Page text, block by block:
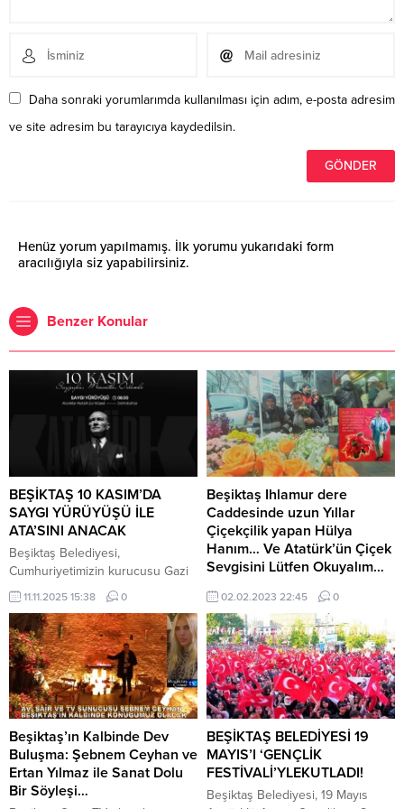
Daha sonraki yorumlarımda kullanılması için adım, e-posta adresim
ve site adresim bu tarayıcıya kaydedilsin.
Henüz yorum yapılmamış. İlk yorumu yukarıdaki form
aracılığıyla siz yapabilirsiniz.
Benzer Konular
BEŞİKTAŞ 10 KASIM’DA
SAYGI YÜRÜYÜŞÜ İLE
ATA’SINI ANACAK
Beşiktaş Belediyesi,
Cumhuriyetimizin kurucusu Gazi
Mustafa Kemal Atatürk’ün
ebediyete intikalinin
11.11.2025 15:38 0
Beşiktaş Ihlamur dere
Caddesinde uzun Yıllar
Çiçekçilik yapan Hülya
Hanım… Ve Atatürk’ün Çiçek
Sevgisini Lütfen Okuyalım…
Beşiktaş Ihlamur dere
Caddesinde uzun Yıllar Çiçekçilik
yapan Hülya Hanımı, ziyaret ettim,
hal hatır sordum. Tabi ki zaman
zamanda hediyelik çiçekler de
alıyorum. Ancak son zamanlarda
çiçekleri çok hak edenler olsa da
maalesef epeydir kimseye çiçek
almadım… Kısa bir süreden sonra
değer verdiğim insanlara çiçekler
alacağım. Çünkü çiçeksiz bir
dünya...
02.02.2023 22:45 0
Beşiktaş’ın Kalbinde Dev
Buluşma: Şebnem Ceyhan ve
Ertan Yılmaz ile Sanat Dolu
Bir Söyleşi…
BEŞİKTAŞ BELEDİYESİ 19
MAYIS’I ‘GENÇLİK
FESTİVALİ’YLEKUTLADI!
Beşiktaş Belediyesi, 19 Mayıs